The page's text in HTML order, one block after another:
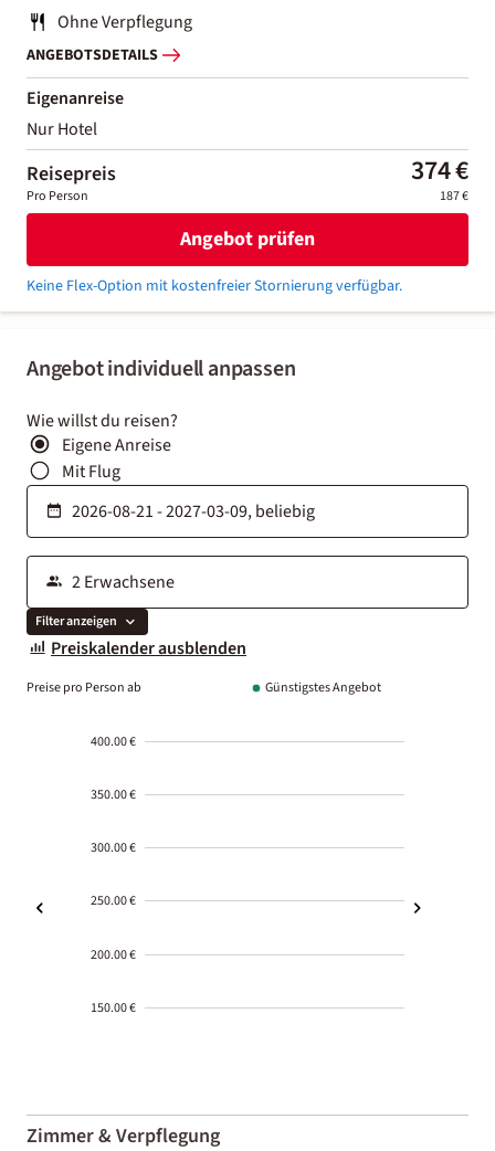
Angebot individuell anpassen
Wie willst du reisen?
Eigene Anreise
Mit Flug
Filter anzeigen
Preiskalender ausblenden
Preise pro Person ab Günstigstes Angebot
400.00 €
350.00 €
300.00 €
250.00 €
200.00 €
150.00 €
01-02
Zimmer & Verpflegung
Ohne Verpflegung
ANGEBOTSDETAILS
Eigenanreise
Nur Hotel
Reisepreis 374 €
Pro Person 187 €
Angebot prüfen
Keine Flex-Option mit kostenfreier Stornierung verfügbar.